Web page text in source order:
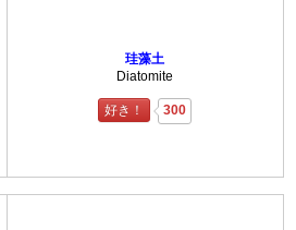
珪藻土
Diatomite
好き！ 300